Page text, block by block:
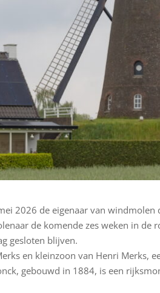
2026 de eigenaar van windmolen
de komende zes weken in de
gesloten blijven.
en kleinzoon van Henri Merks,
gebouwd in 1884, is een